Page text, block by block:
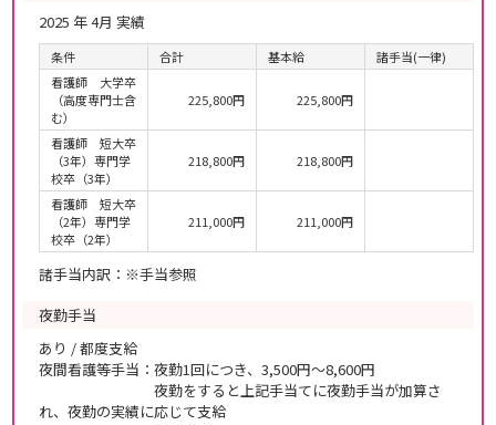
2025 年 4月 実績
条件 合計 基本給
諸手当(一律)
看護師 大学卒
（高度専門士含
む）
225,800円 225,800円
看護師 短大卒
（3年）専門学
校卒（3年）
218,800円 218,800円
看護師 短大卒
（2年）専門学
校卒（2年）
211,000円 211,000円
諸手当内訳：※手当参照
夜勤手当
あり / 都度支給
夜間看護等手当：夜勤1回につき、3,500円～8,600円
夜勤をすると上記手当てに夜勤手当が加算さ
れ、夜勤の実績に応じて支給